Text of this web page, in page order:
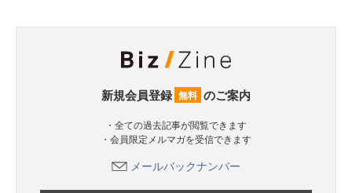
新規会員登録 無料 のご案内
・全ての過去記事が閲覧できます
・会員限定メルマガを受信できます
メールバックナンバー